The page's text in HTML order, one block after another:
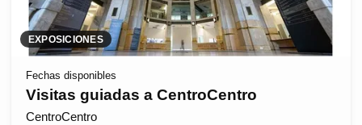
EXPOSICIONES
Fechas disponibles
Visitas guiadas a CentroCentro
CentroCentro